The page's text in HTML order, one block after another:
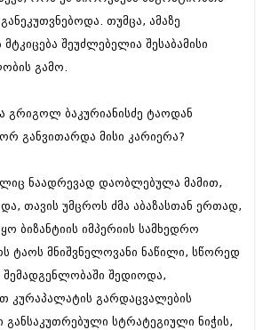
(162)
(244)
(211)
(194)
(256)
(208)
(215)
(212)
(231)
თუმცა, ამაზე
შეუძლებელია შესაბამისი
გამო.
ბაკურიანისძე ტაოდან
განვითარდა მისი კარიერა?
ნაადრევად დაობლებულა მამით,
თავის უმცროს ძმა აბაზასთან ერთად,
ბიზანტიის იმპერიის სამხედრო
ტაოს მნიშვნელოვანი ნაწილი, სწორედ
შემადგენლობაში შედიოდა,
კურაპალატის გარდაცვალების
სტრატეგიული ნიჭის,